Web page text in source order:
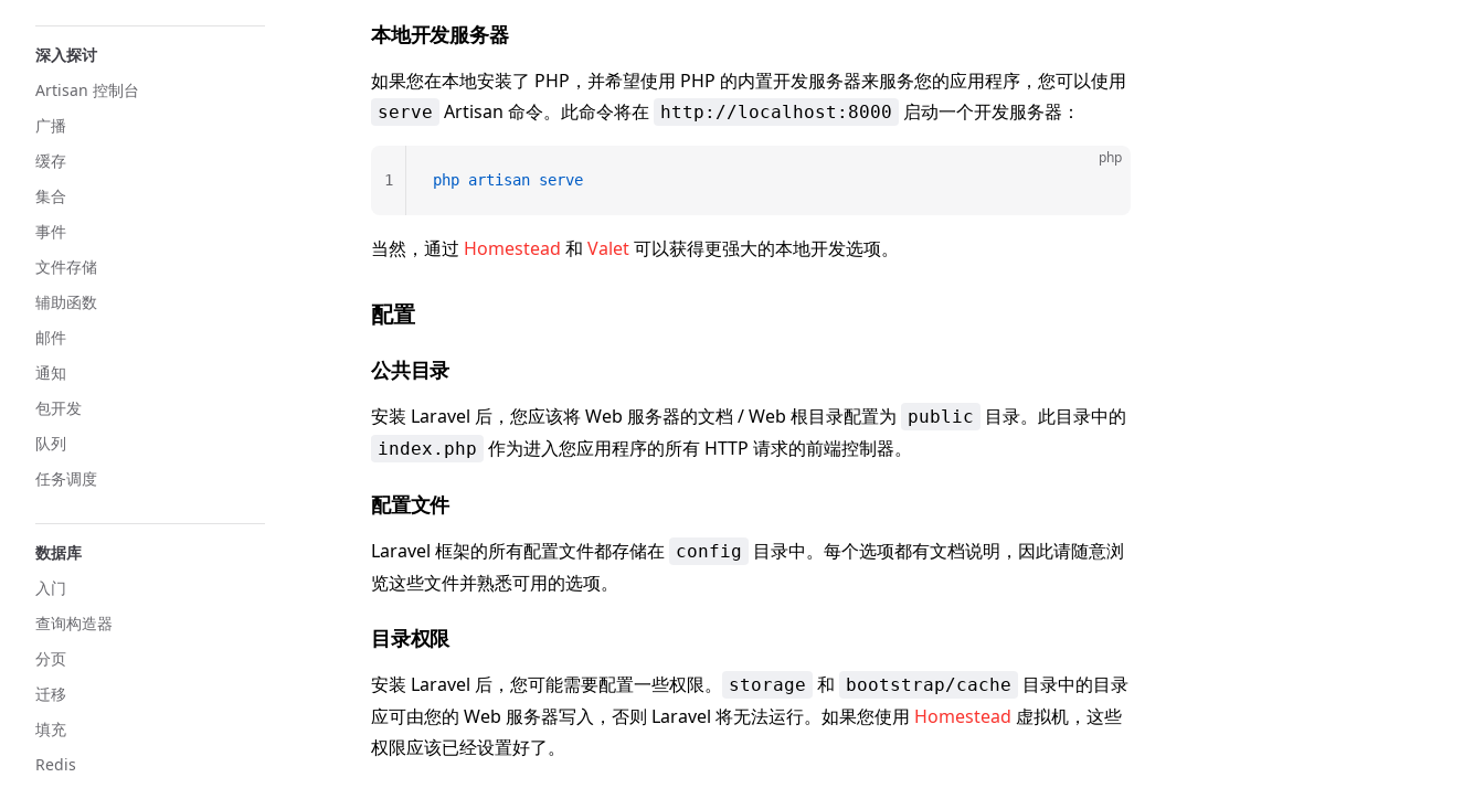
深入探讨
Artisan 控制台
广播
缓存
集合
事件
文件存储
辅助函数
邮件
通知
包开发
队列
任务调度
数据库
入门
查询构造器
分页
迁移
填充
Redis
本地开发服务器
如果您在本地安装了 PHP，并希望使用 PHP 的内置开发服务器来服务您的应用程序，您可以使用
serve Artisan 命令。此命令将在 http://localhost:8000 启动一个开发服务器：
php
php artisan serve
1
当然，通过 Homestead 和 Valet可以获得更强大的本地开发选项。
配置
公共目录
安装 Laravel 后，您应该将 Web 服务器的文档 / Web 根目录配置为 public 目录。此目录中的
index.php 作为进入您应用程序的所有 HTTP 请求的前端控制器。
配置文件
Laravel 框架的所有配置文件都存储在 config
目录中。每个选项都有文档说明，因此请随意浏
览这些文件并熟悉可用的选项。
目录权限
安装 Laravel 后，您可能需要配置一些权限。 storage 和 bootstrap/cache
目录中的目录
应可由您的 Web 服务器写入，否则 Laravel 将无法运行。如果您使用 Homestead 虚拟机，这些
权限应该已经设置好了。